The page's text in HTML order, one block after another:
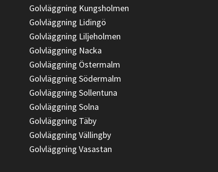
Golvläggning Kungsholmen
Golvläggning Lidingö
Golvläggning Liljeholmen
Golvläggning Nacka
Golvläggning Östermalm
Golvläggning Södermalm
Golvläggning Sollentuna
Golvläggning Solna
Golvläggning Täby
Golvläggning Vällingby
Golvläggning Vasastan